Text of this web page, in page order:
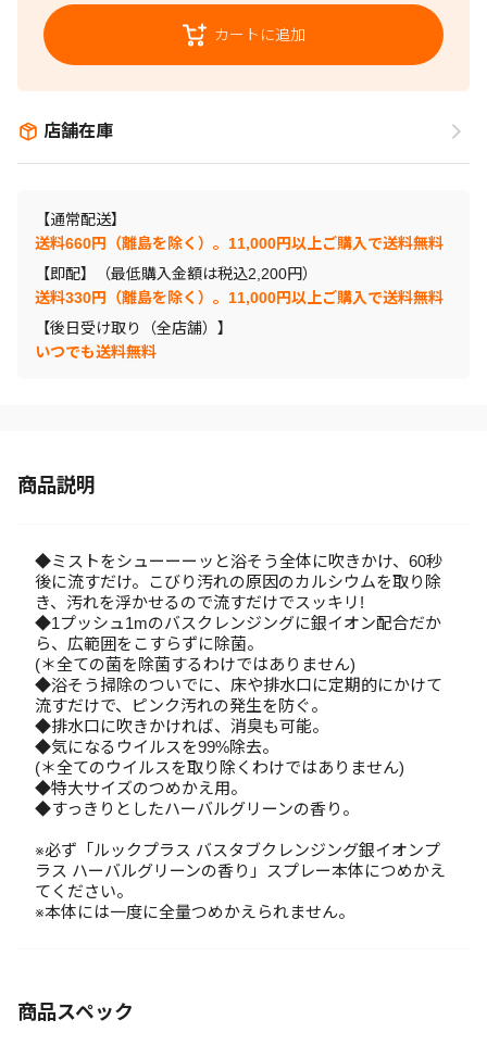
カートに追加
店舗在庫
【通常配送】
送料660円（離島を除く）。11,000円以上ご購入で送料無料
【即配】（最低購入金額は税込2,200円）
送料330円（離島を除く）。11,000円以上ご購入で送料無料
【後日受け取り（全店舗）】
いつでも送料無料
商品説明
◆ミストをシューーーッと浴そう全体に吹きかけ、60秒
後に流すだけ。こびり汚れの原因のカルシウムを取り除
き、汚れを浮かせるので流すだけでスッキリ!
◆1プッシュ1mのバスクレンジングに銀イオン配合だか
ら、広範囲をこすらずに除菌。
(＊全ての菌を除菌するわけではありません)
◆浴そう掃除のついでに、床や排水口に定期的にかけて
流すだけで、ピンク汚れの発生を防ぐ。
◆排水口に吹きかければ、消臭も可能。
◆気になるウイルスを99%除去。
(＊全てのウイルスを取り除くわけではありません)
◆特大サイズのつめかえ用。
◆すっきりとしたハーバルグリーンの香り。
※必ず「ルックプラス バスタブクレンジング銀イオンプ
ラス ハーバルグリーンの香り」スプレー本体につめかえ
てください。
※本体には一度に全量つめかえられません。
商品スペック